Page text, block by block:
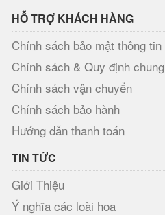
HỖ TRỢ KHÁCH HÀNG
Chính sách bảo mật thông tin
Chính sách & Quy định chung
Chính sách vận chuyển
Chính sách bảo hành
Hướng dẫn thanh toán
TIN TỨC
Giới Thiệu
Ý nghĩa các loài hoa